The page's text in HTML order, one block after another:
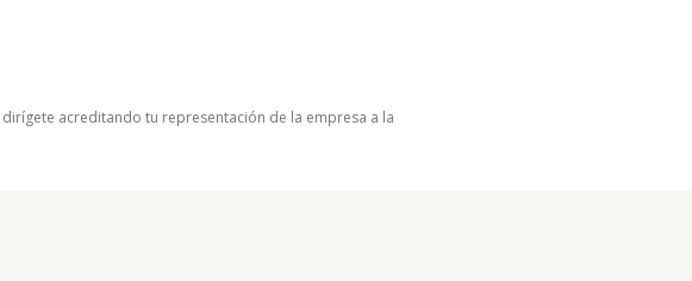
dirígete acreditando tu representación de la empresa a la